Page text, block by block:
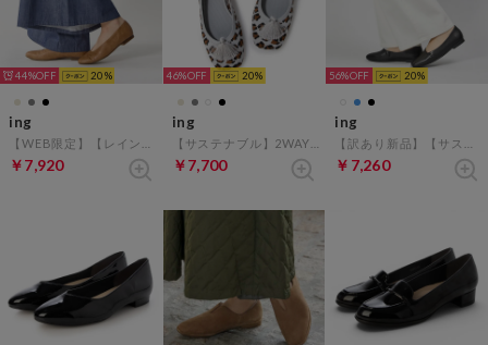
44% 20
ing
￥7,920
46% 20
ing
￥7,700
56% 20
ing
￥7,260